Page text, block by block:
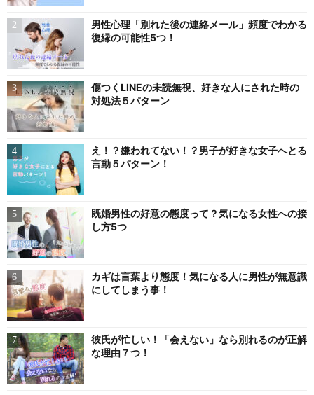
男性心理「別れた後の連絡メール」頻度でわかる
復縁の可能性5つ！
傷つくLINEの未読無視、好きな人にされた時の
対処法５パターン
え！？嫌われてない！？男子が好きな女子へとる
言動５パターン！
既婚男性の好意の態度って？気になる女性への接
し方5つ
カギは言葉より態度！気になる人に男性が無意識
にしてしまう事！
彼氏が忙しい！「会えない」なら別れるのが正解
な理由７つ！